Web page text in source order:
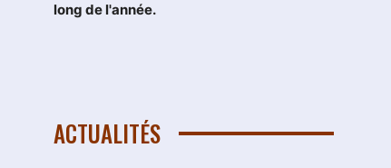
long de l'année.
ACTUALITÉS